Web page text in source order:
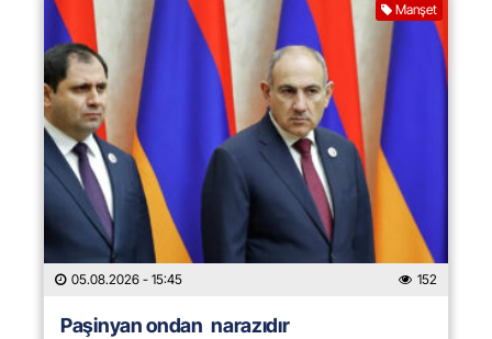
Manşet
05.08.2026 - 15:45 152
Paşinyan ondan narazıdır